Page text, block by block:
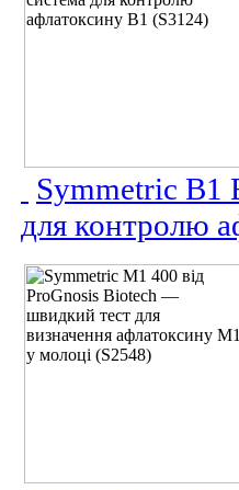
Symmetric B1
для контролю